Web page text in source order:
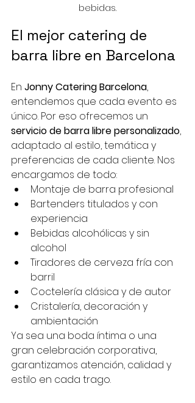
bebidas.
El mejor catering de
barra libre en Barcelona
En Jonny Catering Barcelona,
entendemos que cada evento es
único. Por eso ofrecemos un
servicio de barra libre personalizado,
adaptado al estilo, temática y
preferencias de cada cliente. Nos
encargamos de todo:
Montaje de barra profesional
Bartenders titulados y con
experiencia
Bebidas alcohólicas y sin
alcohol
Tiradores de cerveza fría con
barril
Coctelería clásica y de autor
Cristalería, decoración y
ambientación
Ya sea una boda íntima o una
gran celebración corporativa,
garantizamos atención, calidad y
estilo en cada trago.